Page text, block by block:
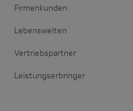
Firmenkunden
Lebenswelten
Vertriebspartner
Leistungserbringer